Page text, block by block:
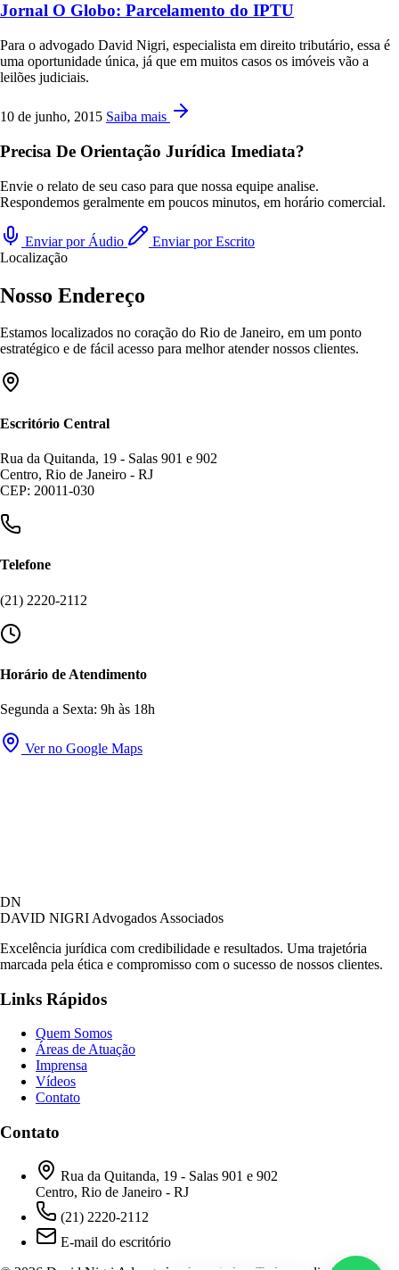
Jornal O Globo: Parcelamento do IPTU
Para o advogado David Nigri, especialista em direito tributário, essa é
uma oportunidade única, já que em muitos casos os imóveis vão a
leilões judiciais.
10 de junho, 2015 Saiba mais
Precisa De Orientação Jurídica Imediata?
Envie o relato de seu caso para que nossa equipe analise.
Respondemos geralmente em poucos minutos, em horário comercial.
Enviar por Áudio
Enviar por Escrito
Localização
Nosso Endereço
Estamos localizados no coração do Rio de Janeiro, em um ponto
estratégico e de fácil acesso para melhor atender nossos clientes.
Escritório Central
Rua da Quitanda, 19 - Salas 901 e 902
Centro, Rio de Janeiro - RJ
CEP: 20011-030
Telefone
(21) 2220-2112
Horário de Atendimento
Segunda a Sexta: 9h às 18h
Ver no Google Maps
DN
DAVID NIGRI Advogados Associados
Excelência jurídica com credibilidade e resultados. Uma trajetória
marcada pela ética e compromisso com o sucesso de nossos clientes.
Links Rápidos
Quem Somos
Áreas de Atuação
Imprensa
Vídeos
Contato
Contato
Rua da Quitanda, 19 - Salas 901 e 902
Centro, Rio de Janeiro - RJ
(21) 2220-2112
E-mail do escritório
Online agora
Para que possamos ajudá-lo, por favor, informe
como deseja falar com nossa equipe.
Prefiro ser respondido por: